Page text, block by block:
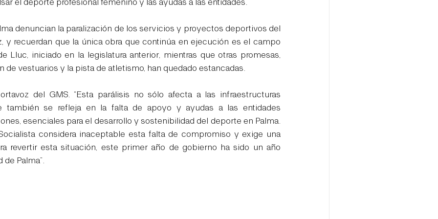
denuncian la paralización de los servicios y proyectos deportivos del
y recuerdan que la única obra que continúa en ejecución es el campo
Lluc, iniciado en la legislatura anterior, mientras que otras promesas,
de vestuarios y la pista de atletismo, han quedado estancadas.
del GMS. “Esta parálisis no sólo afecta a las infraestructuras
también se refleja en la falta de apoyo y ayudas a las entidades
esenciales para el desarrollo y sostenibilidad del deporte en Palma.
considera inaceptable esta falta de compromiso y exige una
revertir esta situación, este primer año de gobierno ha sido un año
Palma”.